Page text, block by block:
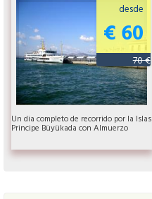
desde
€ 60
70 €
Un dia completo de recorrido por la Islas
Principe Büyükada con Almuerzo